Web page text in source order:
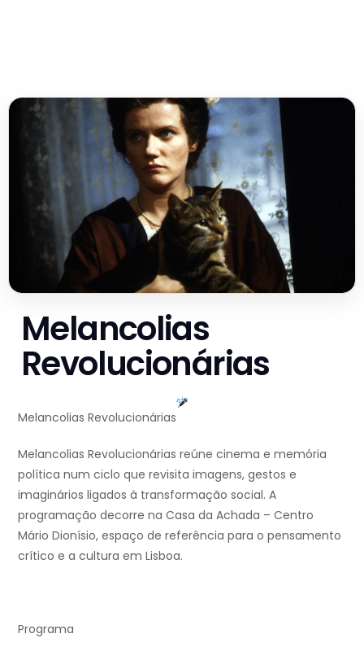
Melancolias
Revolucionárias
Melancolias Revolucionárias
Melancolias Revolucionárias reúne cinema e memória
política num ciclo que revisita imagens, gestos e
imaginários ligados à transformação social. A
programação decorre na Casa da Achada – Centro
Mário Dionísio, espaço de referência para o pensamento
crítico e a cultura em Lisboa.
Programa